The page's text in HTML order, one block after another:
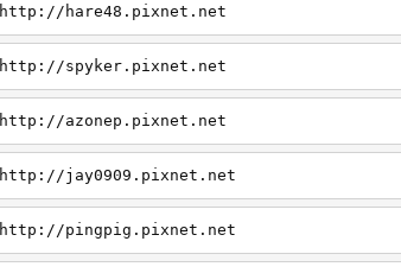
http://hare48.pixnet.net
http://spyker.pixnet.net
http://azonep.pixnet.net
http://jay0909.pixnet.net
http://pingpig.pixnet.net